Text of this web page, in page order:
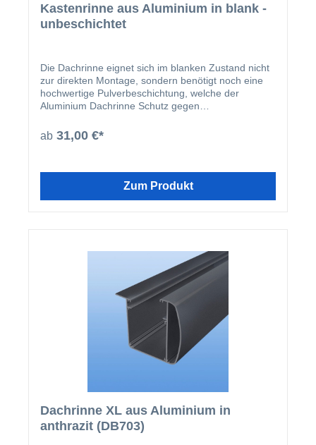
Kastenrinne aus Aluminium in blank -
unbeschichtet
Die Dachrinne eignet sich im blanken Zustand nicht
zur direkten Montage, sondern benötigt noch eine
hochwertige Pulverbeschichtung, welche der
Aluminium Dachrinne Schutz gegen
empfehlen wir, dass die Dachrinnen nachträglich
bauseits beschichtet werden.
ab 31,00 €*
Zum Produkt
Dachrinne XL aus Aluminium in
anthrazit (DB703)